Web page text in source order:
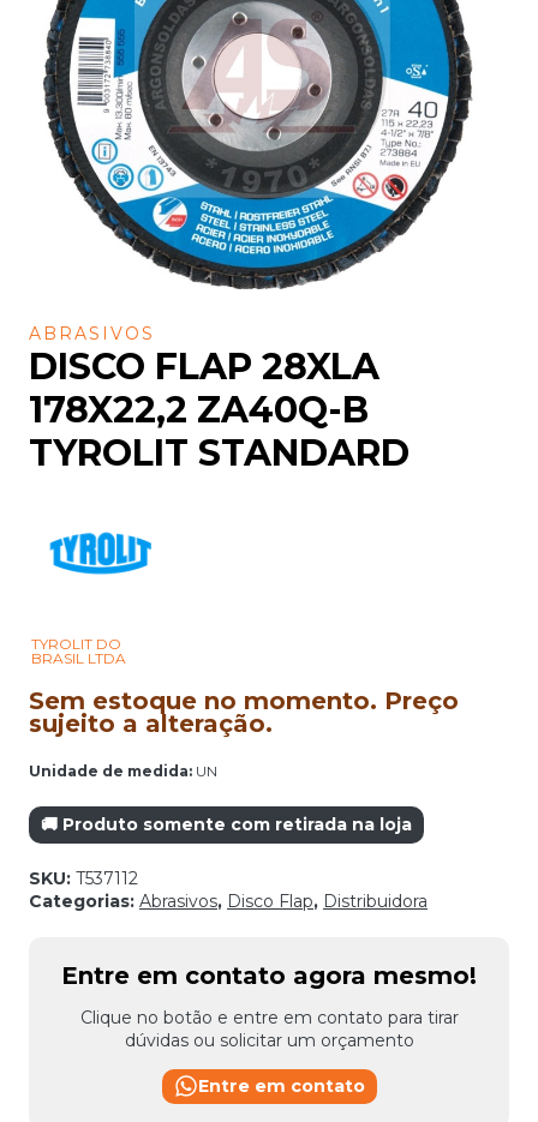
ABRASIVOS
DISCO FLAP 28XLA
178X22,2 ZA40Q-B
TYROLIT STANDARD
TYROLIT DO
BRASIL LTDA
Sem estoque no momento. Preço
sujeito a alteração.
Unidade de medida: UN
🚚 Produto somente com retirada na loja
SKU: T537112
Categorias: Abrasivos, Disco Flap, Distribuidora
Entre em contato agora mesmo!
Clique no botão e entre em contato para tirar
dúvidas ou solicitar um orçamento
Entre em contato